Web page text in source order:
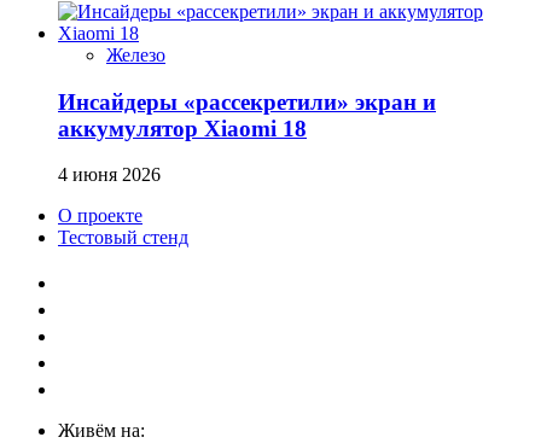
Железо
Инсайдеры «рассекретили» экран и
аккумулятор Xiaomi 18
4 июня 2026
О проекте
Тестовый стенд
Живём на: